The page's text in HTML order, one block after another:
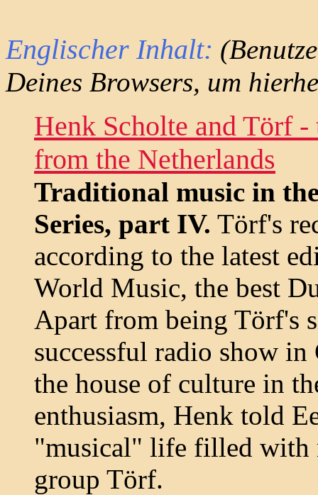
Englischer Inhalt:
Deines Browsers, um
Henk Scholte and Törf
from the Netherlands
Traditional music in
Series, part IV. Törf's
according to the latest
World Music, the best
Apart from being Törf's
successful radio show
the house of culture in
enthusiasm, Henk told
"musical" life filled with
group Törf.